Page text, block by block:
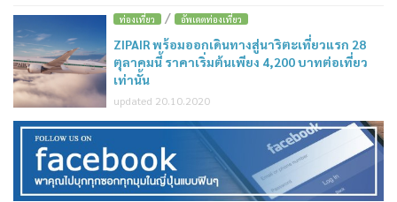
ท่องเที่ยว / อัพเดตท่องเที่ยว
ZIPAIR พร้อมออกเดินทางสู่นาริตะเที่ยวแรก 28
ตุลาคมนี้ ราคาเริ่มต้นเพียง 4,200 บาทต่อเที่ยว
เท่านั้น
updated 20.10.2020